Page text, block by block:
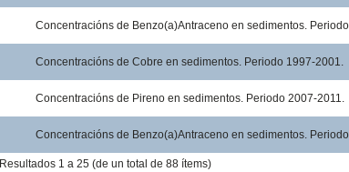
Concentracións de Benzo(a)Antraceno en sedimentos.
Concentracións de Cobre en sedimentos. Periodo 1997-2001.
Concentracións de Pireno en sedimentos. Periodo 2007-2011.
Concentracións de Benzo(a)Antraceno en sedimentos. Periodo
Resultados 1 a 25 (de un total de 88 ítems)